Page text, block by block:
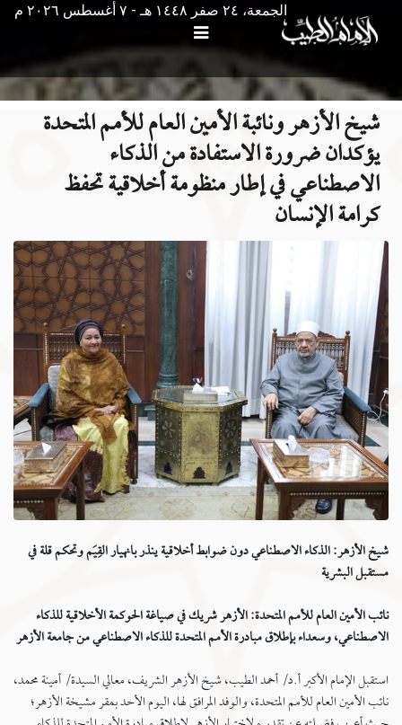
الجمعة، ٢٤ صفر ١٤٤٨ هـ - ۷ أغسطس ۲۰۲٦ م
شيخ الأزهر ونائبة الأمين العام للأمم المتحدة
يؤكدان ضرورة الاستفادة من الذكاء
الاصطناعي في إطار منظومة أخلاقية تحفظ
كرامة الإنسان
شيخ الأزهر: الذكاء الاصطناعي دون ضوابط أخلاقية ينذر بانهيار القِيَم وتحكم قلة في
مستقبل البشرية
نائب الأمين العام للأمم المتحدة: الأزهر شريك في صياغة الحوكمة الأخلاقية للذكاء
الاصطناعي، وسعداء بإطلاق مبادرة الأمم المتحدة للذكاء الاصطناعي من جامعة الأزهر
استقبل الإمام الأكبر أ.د/ أحمد الطيب، شيخ الأزهر الشريف، معالي السيدة/ أمينة محمد،
نائب الأمين العام للأمم المتحدة، والوفد المرافق لها، اليوم الأحد بمقر مشيخة الأزهر؛